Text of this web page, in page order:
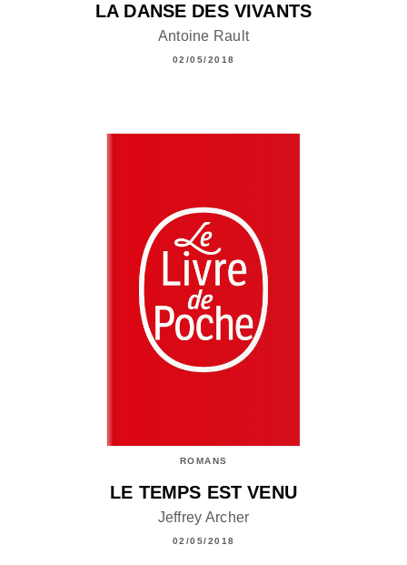
LA DANSE DES VIVANTS
Antoine Rault
02/05/2018
ROMANS
LE TEMPS EST VENU
Jeffrey Archer
02/05/2018